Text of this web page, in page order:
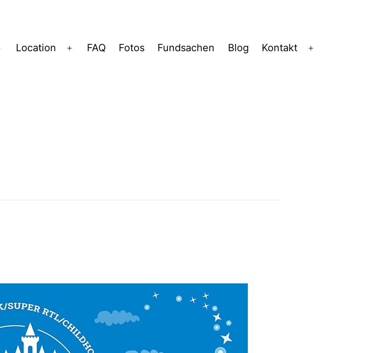
Menü
Location
Menü
FAQ Fotos Fundsachen Blog Kontakt